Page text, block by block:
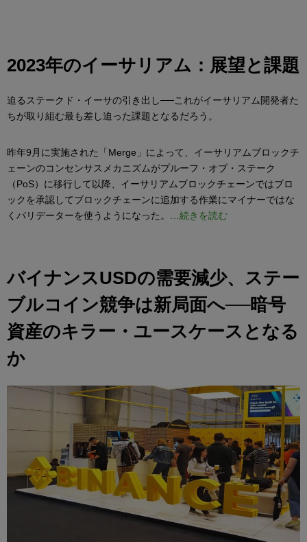
2023年のイーサリアム：展望と課題
迫るステークド・イーサの引き出し──これがイーサリアム開発者た
ちが取り組む最も差し迫った課題となるだろう。
昨年9月に実施された「Merge」によって、イーサリアムブロックチ
ェーンのコンセンサスメカニズムがプルーフ・オブ・ステーク
（PoS）に移行して以降、イーサリアムブロックチェーンではブロ
ックを承認してブロックチェーンに追加する作業にマイナーではな
くバリデーターを使うようになった。
…続きを読む
バイナンスUSDの需要減少、ステー
ブルコイン競争は新局面へ──暗号
資産のキラー・ユースケースとなる
か